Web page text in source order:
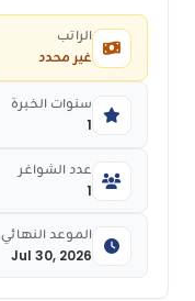
غير محدد
الراتب
1
سنوات الخبرة
1
عدد الشواغر
Jul 30, 2026
الموعد النهائي